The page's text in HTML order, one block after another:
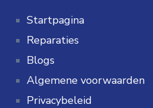
Startpagina
Reparaties
Blogs
Algemene voorwaarden
Privacybeleid